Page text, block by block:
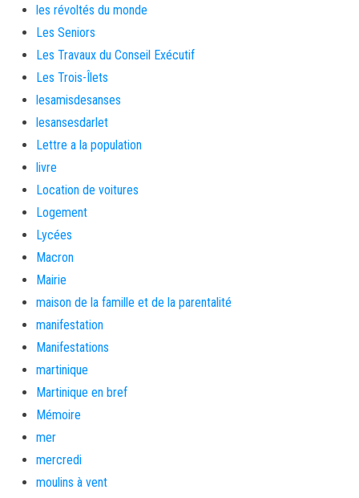
les révoltés du monde
Les Seniors
Les Travaux du Conseil Exécutif
Les Trois-Îlets
lesamisdesanses
lesansesdarlet
Lettre a la population
livre
Location de voitures
Logement
Lycées
Macron
Mairie
maison de la famille et de la parentalité
manifestation
Manifestations
martinique
Martinique en bref
Mémoire
mer
mercredi
moulins à vent